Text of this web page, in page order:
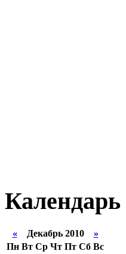
Календарь
«Декабрь 2010 »
Пн Вт Ср Чт Пт Сб Вс